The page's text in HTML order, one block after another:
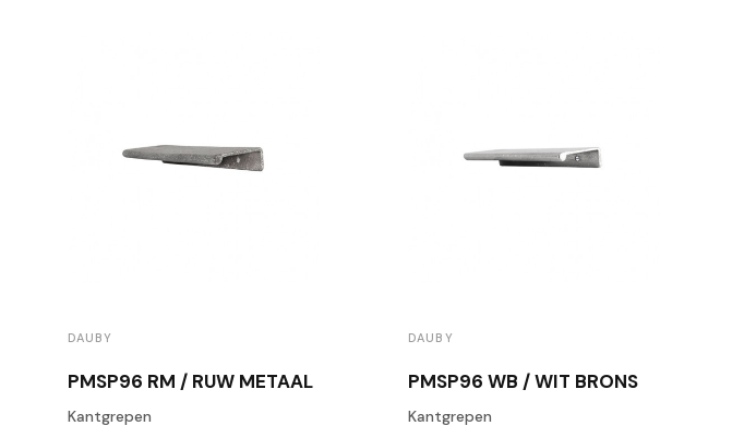
DAUBY
PMSP96 RM / RUW METAAL
Kantgrepen
DAUBY
PMSP96 WB / WIT BRONS
Kantgrepen